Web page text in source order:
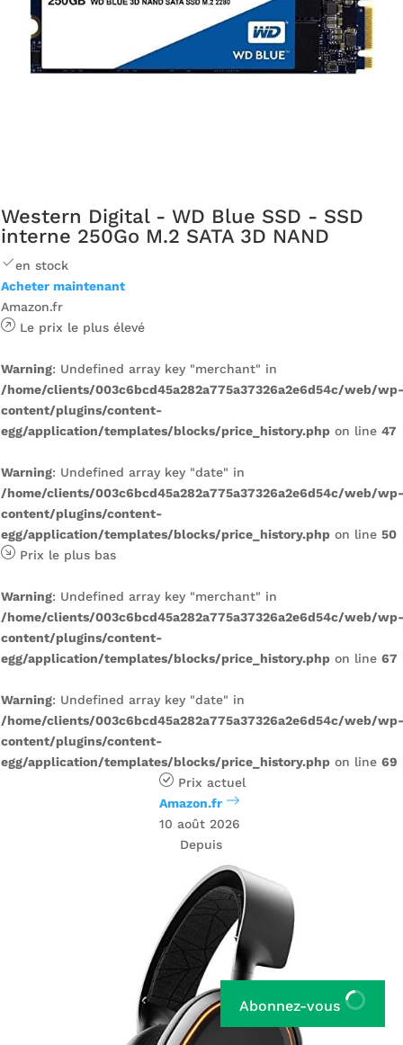
Western Digital - WD Blue SSD - SSD
interne 250Go M.2 SATA 3D NAND
en stock
Acheter maintenant
Amazon.fr
Le prix le plus élevé
Warning: Undefined array key "merchant" in
/home/clients/003c6bcd45a282a775a37326a2e6d54c/web/
content/plugins/content-
egg/application/templates/blocks/price_history.php on line47
Warning: Undefined array key "date" in
/home/clients/003c6bcd45a282a775a37326a2e6d54c/web/
content/plugins/content-
egg/application/templates/blocks/price_history.php on line50
Prix ​​le plus bas
Warning: Undefined array key "merchant" in
/home/clients/003c6bcd45a282a775a37326a2e6d54c/web/
content/plugins/content-
egg/application/templates/blocks/price_history.php on line67
Warning: Undefined array key "date" in
/home/clients/003c6bcd45a282a775a37326a2e6d54c/web/
content/plugins/content-
egg/application/templates/blocks/price_history.php on line69
Prix ​​actuel
Amazon.fr
10 août 2026
Depuis
Abonnez-vous